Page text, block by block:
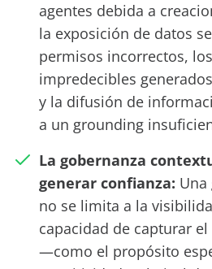
agentes debida a
la exposición de datos
permisos incorrectos,
impredecibles
y la difusión de
a un grounding
La gobernanza
generar confianza: Una
no se limita a la
capacidad de capturar
—como el propósito